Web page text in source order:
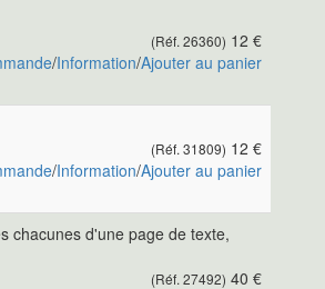
(Réf. 26360) 12 €
/Information/Ajouter au panier
(Réf. 31809) 12 €
/Information/Ajouter au panier
chacunes d'une page de texte,
(Réf. 27492) 40 €